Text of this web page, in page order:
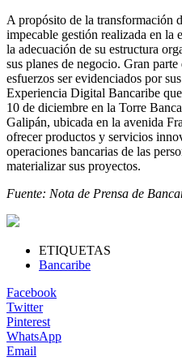
A propósito de la transformación
impecable gestión realizada en la
la adecuación de su estructura
sus planes de negocio. Gran parte
esfuerzos ser evidenciados por
Experiencia Digital Bancaribe
10 de diciembre en la Torre
Galipán, ubicada en la avenida
ofrecer productos y servicios
operaciones bancarias de las
materializar sus proyectos.
Fuente: Nota de Prensa de
ETIQUETAS
Bancaribe
Facebook
Twitter
Pinterest
WhatsApp
Email